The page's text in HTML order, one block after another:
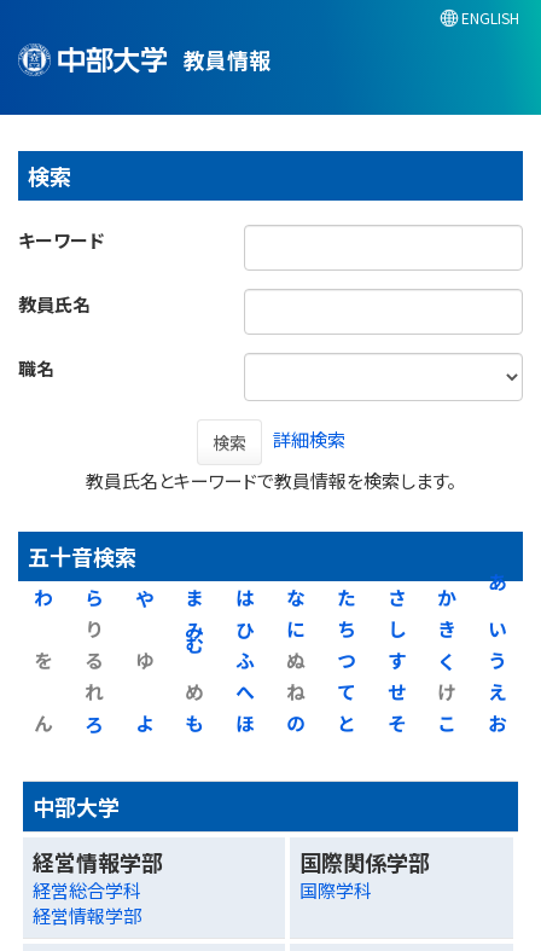
教員情報
ENGLISH
検索
キーワード
教員氏名
職名
検索
詳細検索
教員氏名とキーワードで教員情報を検索します。
五十音検索
あ
い
う
え
お
か
き
く
け
こ
さ
し
す
せ
そ
た
ち
つ
て
と
な
に
ぬ
ね
の
は
ひ
ふ
へ
ほ
ま
み
む
め
も
や
ゆ
よ
ら
り
る
れ
ろ
わ
を
ん
中部大学
経営情報学部
経営総合学科
経営情報学部
国際関係学部
国際学科